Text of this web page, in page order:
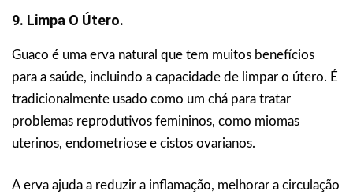
9. Limpa O Útero.
Guaco é uma erva natural que tem muitos benefícios
para a saúde, incluindo a capacidade de limpar o útero. É
tradicionalmente usado como um chá para tratar
problemas reprodutivos femininos, como miomas
uterinos, endometriose e cistos ovarianos.
A erva ajuda a reduzir a inflamação, melhorar a circulação